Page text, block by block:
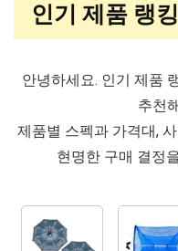
인기 제품 랭
안녕하세요. 인기 제품
추천
제품별 스펙과 가격대,
현명한 구매 결정